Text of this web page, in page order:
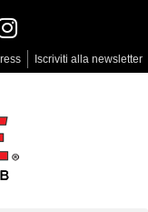
Iscriviti alla newsletter